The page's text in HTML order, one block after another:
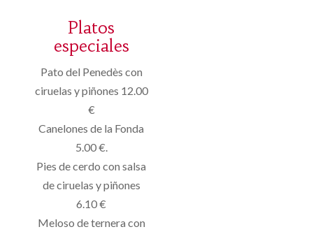
Platos
especiales
Pato del Penedès con
ciruelas y piñones 12.00
€
Canelones de la Fonda
5.00 €.
Pies de cerdo con salsa
de ciruelas y piñones
6.10 €
Meloso de ternera con